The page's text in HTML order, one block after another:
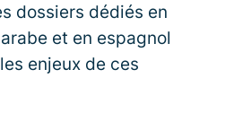
dossiers dédiés en
et en espagnol
enjeux de ces